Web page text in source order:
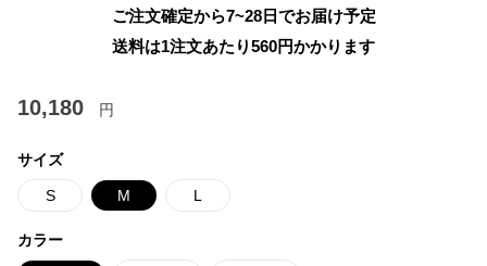
ご注文確定から7~28日でお届け予定
送料は1注文あたり560円かかります
10,180 円
サイズ
S M L
カラー